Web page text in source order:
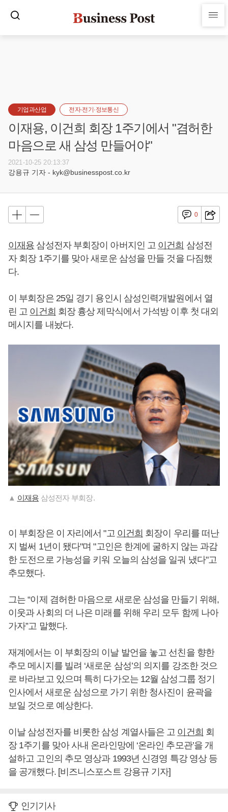
기업과산업 전자·전기·정보통신
이재용, 이건희 회장 1주기에서 "겸허한
마음으로 새 삼성 만들어야"
2021-10-25 20:13:37
강용규 기자 - kyk@businesspost.co.kr
0
이재용 삼성전자 부회장이 아버지인 고 이건희 삼성전
자 회장 1주기를 맞아 새로운 삼성을 만들 것을 다짐했
다.
이 부회장은 25일 경기 용인시 삼성인력개발원에서 열
린 고 이건희 회장 흉상 제막식에서 가석방 이후 첫 대외
메시지를 내놨다.
▲ 이재용 삼성전자 부회장.
이 부회장은 이 자리에서 "고 이건희 회장이 우리를 떠난
지 벌써 1년이 됐다"며 "고인은 한계에 굴하지 않는 과감
한 도전으로 가능성을 키워 오늘의 삼성을 일궈 냈다"고
추모했다.
그는 “이제 겸허한 마음으로 새로운 삼성을 만들기 위해,
이웃과 사회의 더 나은 미래를 위해 우리 모두 함께 나아
가자”고 말했다.
재계에서는 이 부회장의 이날 발언을 놓고 선친을 향한
추모 메시지를 빌려 ‘새로운 삼성’의 의지를 강조한 것으
로 바라보고 있으며 특히 다가오는 12월 삼성그룹 정기
인사에서 새로운 삼성으로 가기 위한 청사진이 윤곽을
보일 것으로 예상한다.
이날 삼성전자를 비롯한 삼성 계열사들은 고 이건희 회
장 1주기를 맞아 사내 온라인망에 ‘온라인 추모관’을 개
설하고 고인의 추모 영상과 1993년 신경영 특강 영상 등
을 공개했다. [비즈니스포스트 강용규 기자]
인기기사